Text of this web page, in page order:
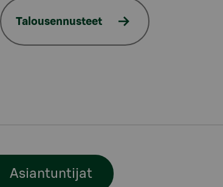
Talousennusteet
Asiantuntijat